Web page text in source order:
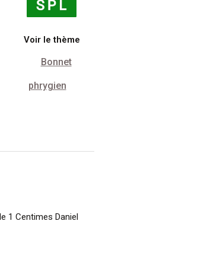
Voir le thème
Bonnet
phrygien
1 Centimes Daniel